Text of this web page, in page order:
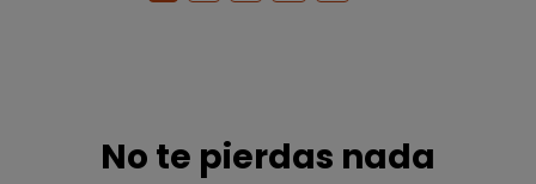
No te pierdas nada